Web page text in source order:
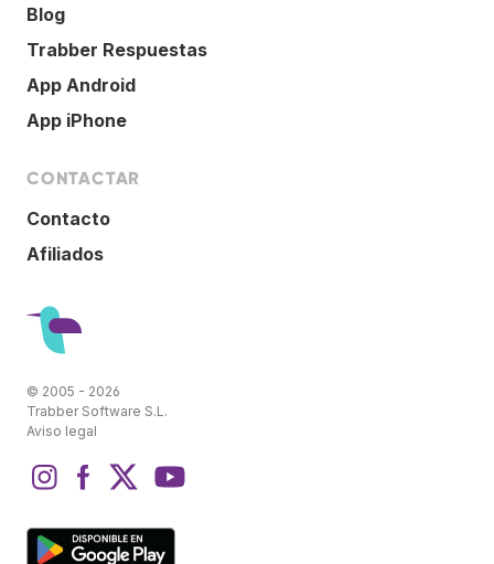
Blog
Trabber Respuestas
App Android
App iPhone
CONTACTAR
Contacto
Afiliados
© 2005 - 2026
Trabber Software S.L.
Aviso legal